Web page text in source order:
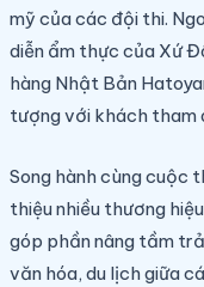
mỹ của các đội thi.
diễn ẩm thực của Xứ
hàng Nhật Bản
tượng với khách tham
Song hành cùng cuộc
thiệu nhiều thương
góp phần nâng tầm
văn hóa, du lịch giữa